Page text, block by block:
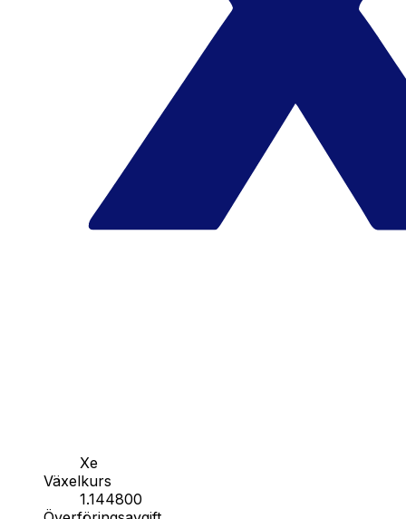
Xe
Växelkurs
1.144800